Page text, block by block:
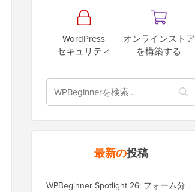
WordPress
セキュリティ
オンラインストア
を構築する
最新の投稿
WPBeginner Spotlight 26: フォーム分